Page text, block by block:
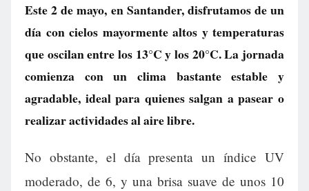
Este 2 de mayo, en Santander, disfrutamos de un
día con cielos mayormente altos y temperaturas
que oscilan entre los 13°C y los 20°C. La jornada
comienza con un clima bastante estable y
agradable, ideal para quienes salgan a pasear o
realizar actividades al aire libre.
No obstante, el día presenta un índice UV
moderado, de 6, y una brisa suave de unos 10